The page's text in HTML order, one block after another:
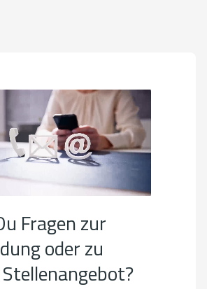
Fragen zur
oder zu